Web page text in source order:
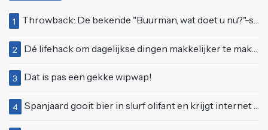
1 Throwback: De bekende "Buurman, wat doet u nu?"-scène uit Flodder met Tatjana Šimić
2 Dé lifehack om dagelijkse dingen makkelijker te maken
3 Dat is pas een gekke wipwap!
4 Spanjaard gooit bier in slurf olifant en krijgt internet over zich heen